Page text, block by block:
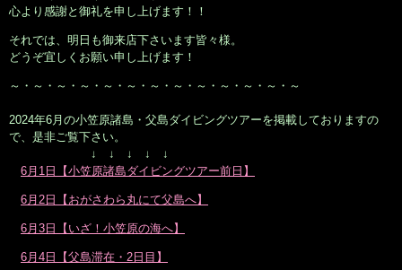
心より感謝と御礼を申し上げます！！
それでは、明日も御来店下さいます皆々様。
どうぞ宜しくお願い申し上げます！
～・～・～・～・～・～・～・～・～・～・～・～・～
2024年6月の小笠原諸島・父島ダイビングツアーを掲載しておりますの
で、是非ご覧下さい。
↓ ↓ ↓ ↓ ↓
6月1日【小笠原諸島ダイビングツアー前日】
6月2日【おがさわら丸にて父島へ】
6月3日【いざ！小笠原の海へ】
6月4日【父島滞在・2日目】